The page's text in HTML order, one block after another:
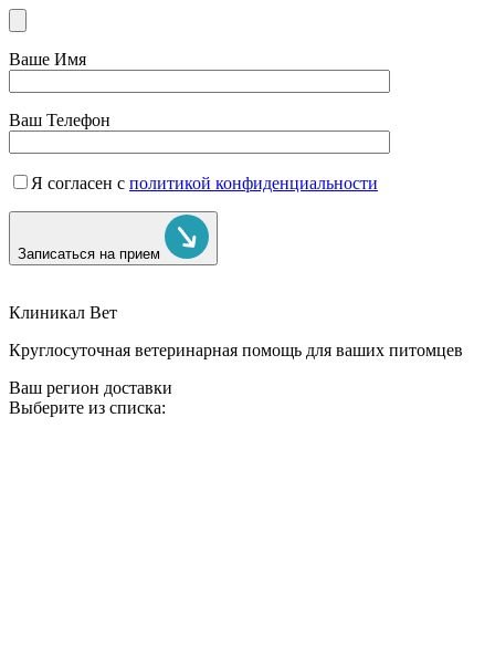
Ваше Имя
Ваш Телефон
Я согласен с политикой конфиденциальности
Записаться на прием
Клиникал Вет
Круглосуточная ветеринарная помощь для ваших питомцев
Ваш регион доставки
Выберите из списка: